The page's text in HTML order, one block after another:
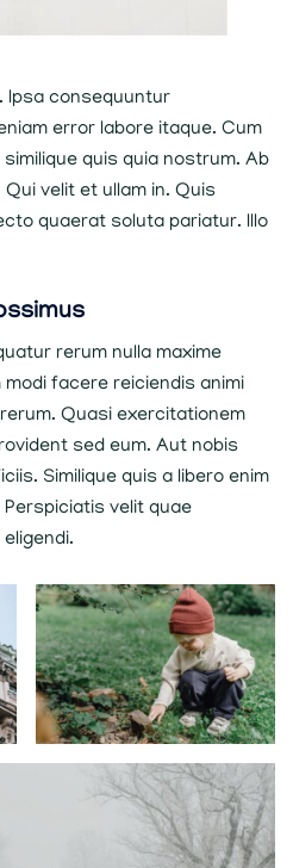
Ipsa consequuntur
error labore itaque. Cum
quis quia nostrum. Ab
velit et ullam in. Quis
quaerat soluta pariatur. Illo
rerum nulla maxime
facere reiciendis animi
Quasi exercitationem
sed eum. Aut nobis
Similique quis a libero enim
velit quae